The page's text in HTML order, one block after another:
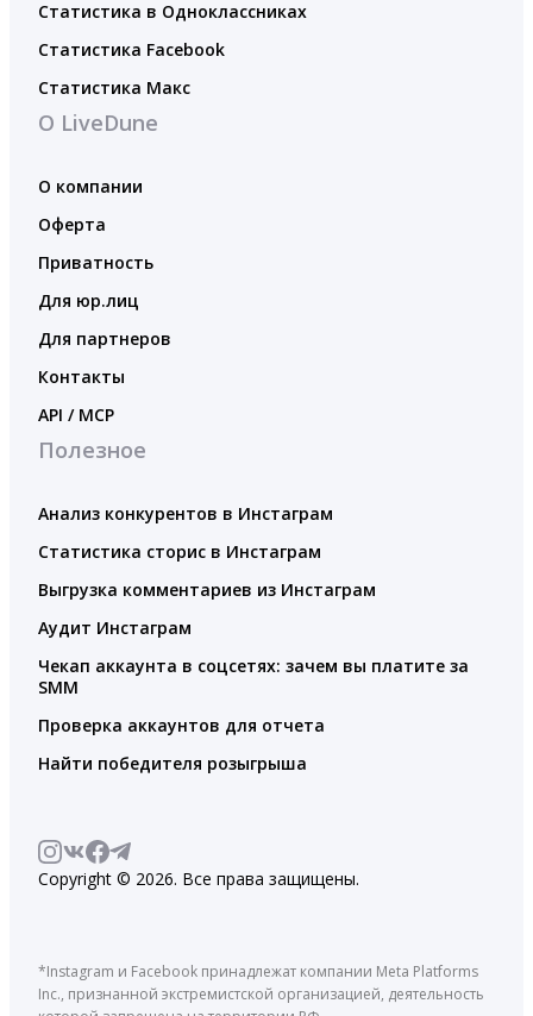
Статистика в Одноклассниках
Статистика Facebook
Статистика Макс
О LiveDune
О компании
Оферта
Приватность
Для юр.лиц
Для партнеров
Контакты
API / MCP
Полезное
Анализ конкурентов в Инстаграм
Статистика сторис в Инстаграм
Выгрузка комментариев из Инстаграм
Аудит Инстаграм
Чекап аккаунта в соцсетях: зачем вы платите за
SMM
Проверка аккаунтов для отчета
Найти победителя розыгрыша
Copyright © 2026. Все права защищены.
*Instagram и Facebook принадлежат компании Meta Platforms
Inc., признанной экстремистской организацией, деятельность